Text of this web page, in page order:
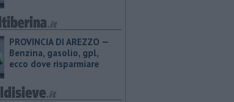
PROVINCIA DI AREZZO — ​
Benzina, gasolio, gpl,
ecco dove risparmiare